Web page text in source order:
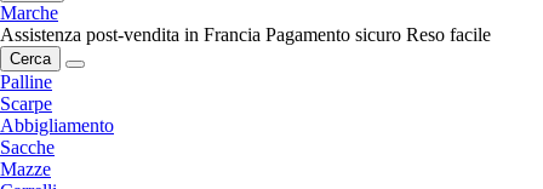
Marche
Assistenza post-vendita in Francia Pagamento sicuro Reso facile
Cerca
Palline
Scarpe
Abbigliamento
Sacche
Mazze